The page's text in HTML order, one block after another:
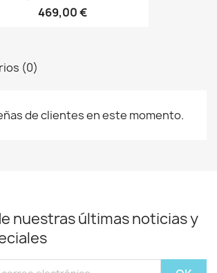
469,00 €
(0)
de clientes en este momento.
nuestras últimas noticias y